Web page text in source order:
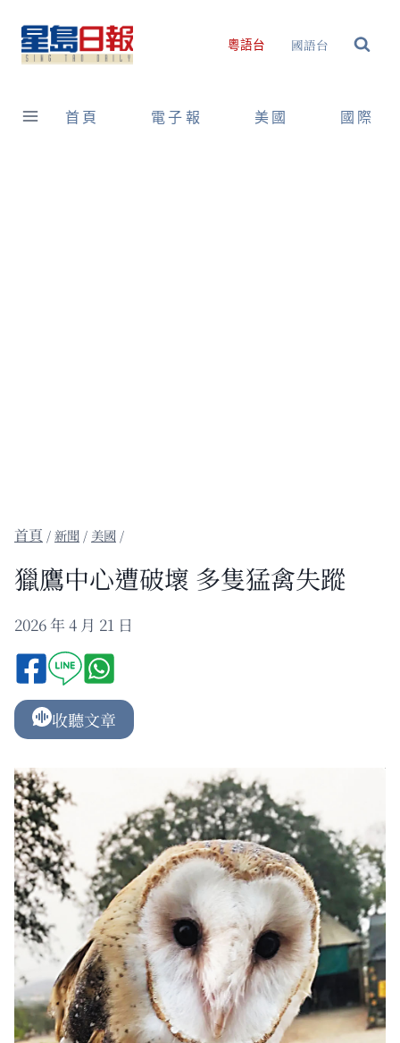
content
粵語台 國語台
首頁 電子報 美國 國際
/新聞 / 美國 /
獵鷹中心遭破壞 多隻猛禽失蹤
2026 年 4 月 21 日
收聽文章